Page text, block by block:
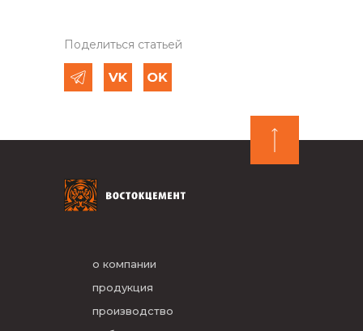
Поделиться статьей
о компании
продукция
производство